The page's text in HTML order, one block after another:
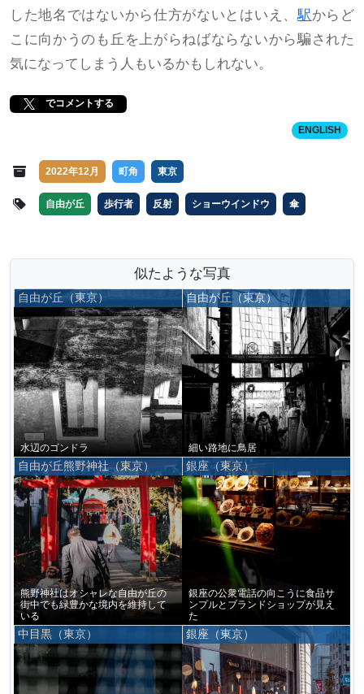
した地名ではないから仕方がないとはいえ、駅からど
こに向かうのも丘を上がらねばならないから騙された
気になってしまう人もいるかもしれない。
でコメントする
ENGLISH
2022年12月 町角 東京
自由が丘 歩行者 反射 ショーウインドウ 傘
似たような写真
自由が丘（東京）
水辺のゴンドラ
自由が丘（東京）
細い路地に鳥居
自由が丘熊野神社（東京）
熊野神社はオシャレな自由が丘の
街中でも緑豊かな境内を維持して
いる
銀座（東京）
銀座の公衆電話の向こうに食品サ
ンプルとブランドショップが見え
た
中目黒（東京） 銀座（東京）